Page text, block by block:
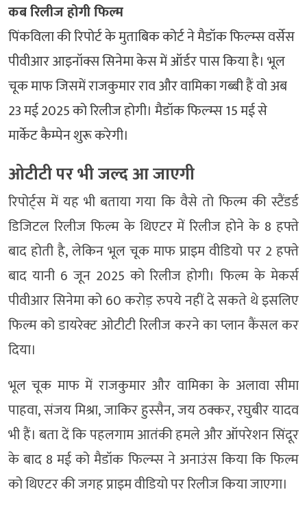
कब रिलीज होगी फिल्म
पिंकविला की रिपोर्ट के मुताबिक कोर्ट ने मैडॉक फिल्म्स वर्सेस
पीवीआर आइनॉक्स सिनेमा केस में ऑर्डर पास किया है। भूल
चूक माफ जिसमें राजकुमार राव और वामिका गब्बी हैं वो अब
23 मई 2025 को रिलीज होगी। मैडॉक फिल्म्स 15 मई से
मार्केट कैम्पेन शुरू करेगी।
ओटीटी पर भी जल्द आ जाएगी
रिपोर्ट्स में यह भी बताया गया कि वैसे तो फिल्म की स्टैंडर्ड
डिजिटल रिलीज फिल्म के थिएटर में रिलीज होने के 8 हफ्ते
बाद होती है, लेकिन भूल चूक माफ प्राइम वीडियो पर 2 हफ्ते
बाद यानी 6 जून 2025 को रिलीज होगी। फिल्म के मेकर्स
पीवीआर सिनेमा को 60 करोड़ रुपये नहीं दे सकते थे इसलिए
फिल्म को डायरेक्ट ओटीटी रिलीज करने का प्लान कैंसल कर
दिया।
भूल चूक माफ में राजकुमार और वामिका के अलावा सीमा
पाहवा, संजय मिश्रा, जाकिर हुस्सैन, जय ठक्कर, रघुबीर यादव
भी हैं। बता दें कि पहलगाम आतंकी हमले और ऑपरेशन सिंदूर
के बाद 8 मई को मैडॉक फिल्म्स ने अनाउंस किया कि फिल्म
को थिएटर की जगह प्राइम वीडियो पर रिलीज किया जाएगा।